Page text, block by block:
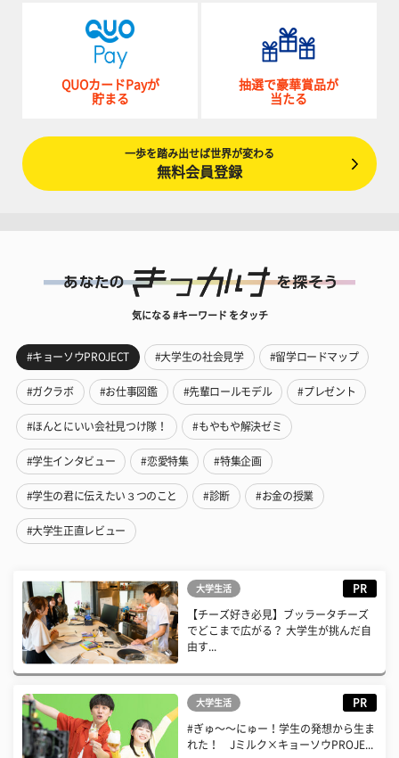
QUOカードPayが
貯まる
抽選で豪華賞品が
当たる
一歩を踏み出せば世界が変わる
無料会員登録
気になる #キーワード をタッチ
#キョーソウPROJECT #大学生の社会見学 #留学ロードマップ
#ガクラボ #お仕事図鑑 #先輩ロールモデル #プレゼント
#ほんとにいい会社見つけ隊！ #もやもや解決ゼミ
#学生インタビュー #恋愛特集 #特集企画
#学生の君に伝えたい３つのこと #診断 #お金の授業
#大学生正直レビュー
大学生活 PR
【チーズ好き必見】ブッラータチーズ
でどこまで広がる？ 大学生が挑んだ自
由す...
大学生活 PR
#ぎゅ〜〜にゅー！学生の発想から生ま
れた！ Jミルク×キョーソウPROJE...